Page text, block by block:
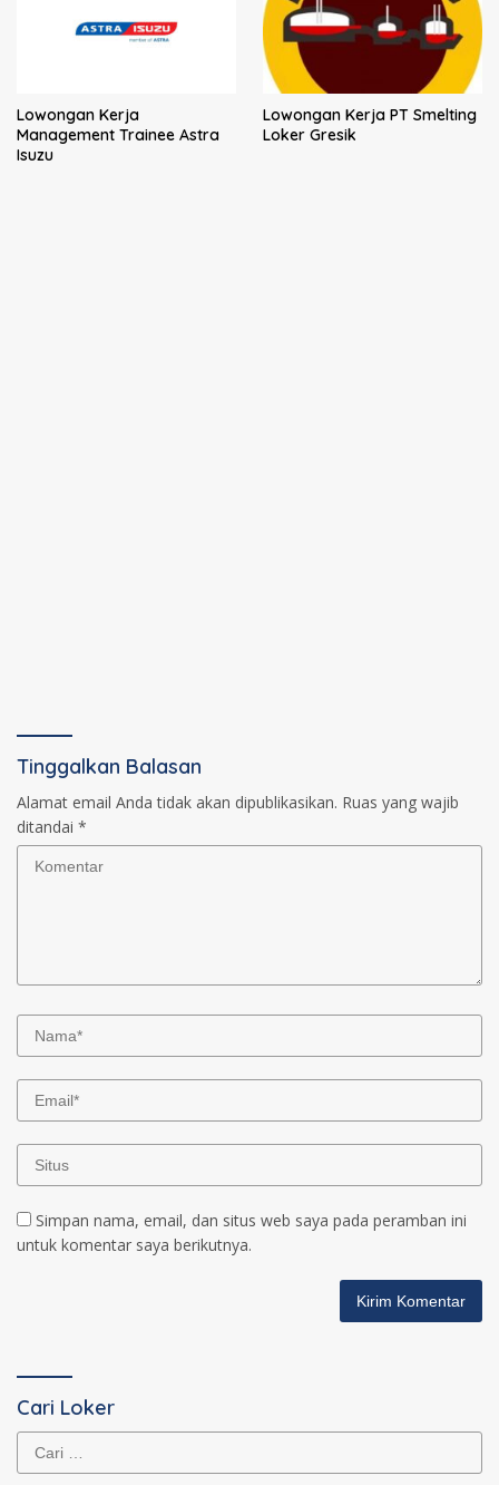
Lowongan Kerja
Management Trainee Astra
Isuzu
Lowongan Kerja PT Smelting
Loker Gresik
Tinggalkan Balasan
Alamat email Anda tidak akan dipublikasikan. Ruas yang wajib
ditandai *
Simpan nama, email, dan situs web saya pada peramban ini
untuk komentar saya berikutnya.
Cari Loker